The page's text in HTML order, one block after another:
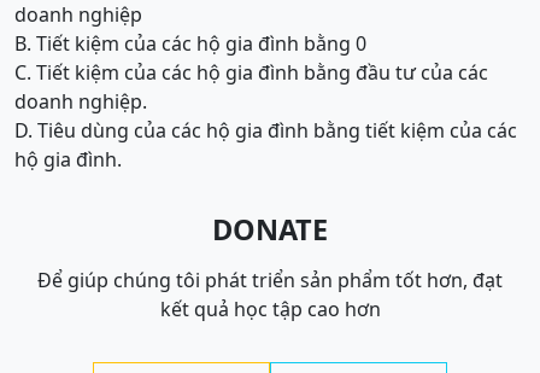
doanh nghiệp
B. Tiết kiệm của các hộ gia đình bằng 0
C. Tiết kiệm của các hộ gia đình bằng đầu tư của các
doanh nghiệp.
D. Tiêu dùng của các hộ gia đình bằng tiết kiệm của các
hộ gia đình.
DONATE
Để giúp chúng tôi phát triển sản phẩm tốt hơn, đạt
kết quả học tập cao hơn